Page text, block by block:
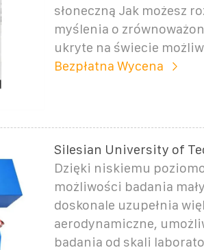
słoneczną Jak możesz
myślenia o
ukryte na świecie
Bezpłatna Wycena
Silesian University of
Dzięki niskiemu
możliwości badania
doskonale uzupełnia
aerodynamiczne,
badania od skali